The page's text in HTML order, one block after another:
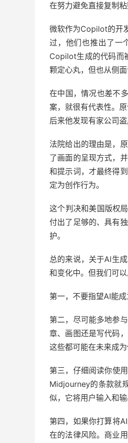
在努力避免直接复制
微软作为Copilot的开
过，他们也推出了一
Copilot生成的代码而
颗定心丸，但也从侧
在中国，情况也差不
案，就很有代表性。
后来他发现有家公司
法院给出的理由是，
了画面的呈现方式，
和提示词，才最终得
定为创作行为。
这个判决和美国版权
付出了足够的、具有
护。
总的来说，关于AI生
和变化中。但我们可
第一，不要指望AI能成
第二，尽可能多地参
章、画图还是写代码
这些都可能在未来成为
第三，仔细阅读你使
Midjourney的条款就
似，它将用户输入和
第四，如果你打算将
在的法律风险。商业